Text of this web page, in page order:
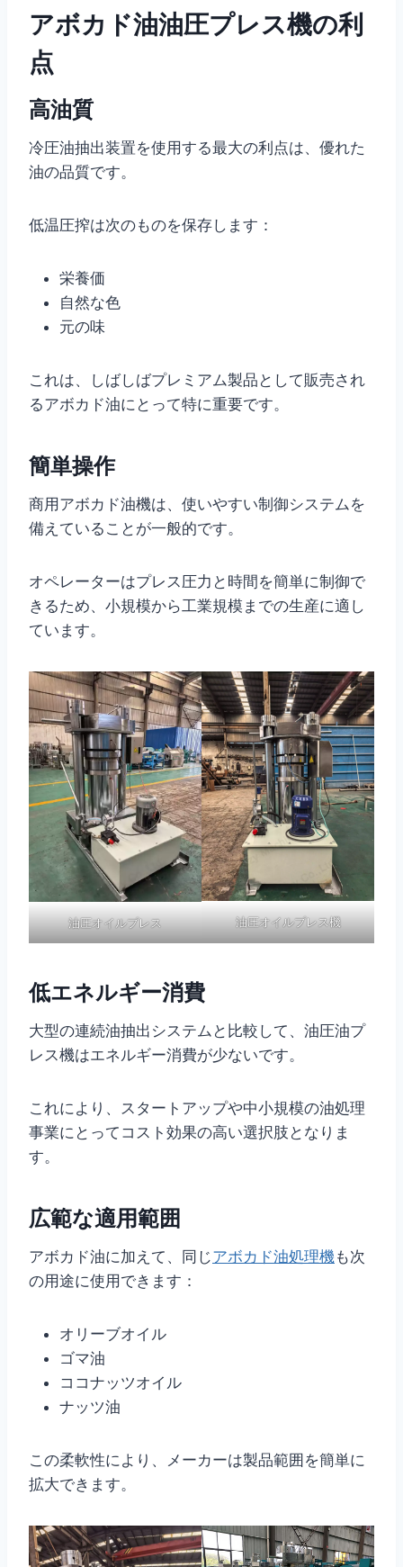
アボカド油油圧プレス機の利
点
高油質
冷圧油抽出装置を使用する最大の利点は、優れた
油の品質です。
低温圧搾は次のものを保存します：
栄養価
自然な色
元の味
これは、しばしばプレミアム製品として販売され
るアボカド油にとって特に重要です。
簡単操作
商用アボカド油機は、使いやすい制御システムを
備えていることが一般的です。
オペレーターはプレス圧力と時間を簡単に制御で
きるため、小規模から工業規模までの生産に適し
ています。
油圧オイルプレス 油圧オイルプレス機
低エネルギー消費
大型の連続油抽出システムと比較して、油圧油プ
レス機はエネルギー消費が少ないです。
これにより、スタートアップや中小規模の油処理
事業にとってコスト効果の高い選択肢となりま
す。
広範な適用範囲
アボカド油に加えて、 同じアボカド油処理機 も次
の用途に使用できます：
オリーブオイル
ゴマ油
ココナッツオイル
ナッツ油
この柔軟性により、メーカーは製品範囲を簡単に
拡大できます。